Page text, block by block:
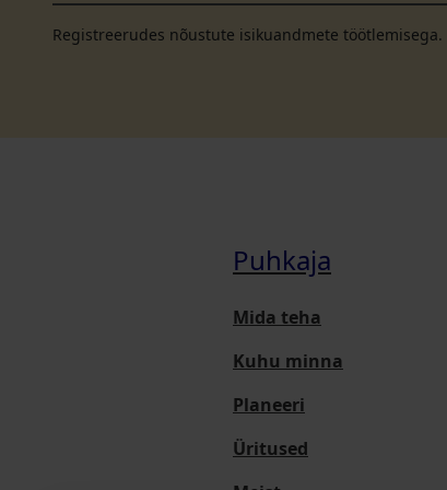
Registreerudes nõustute isikuandmete töötlemisega.
Puhkaja
Mida teha
Kuhu minna
Planeeri
Üritused